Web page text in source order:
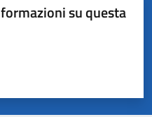
su questa
su 5
5